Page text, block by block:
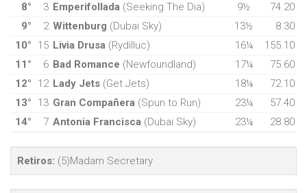
8°
3 Emperifollada (Seeking The Dia) 9½
74.20
9°
2 Wittenburg (Dubai Sky) 13½
8.30
10°
15 Livia Drusa (Rydilluc) 16¼
155.10
11°
6 Bad Romance (Newfoundland) 17¼
75.60
12°
12 Lady Jets (Get Jets) 18¼
72.10
13°
13 Gran Compañera (Spun to Run) 23¼
57.40
14°
7 Antonia Francisca (Dubai Sky) 23¼ 28.80
Retiros: (5)Madam Secretary